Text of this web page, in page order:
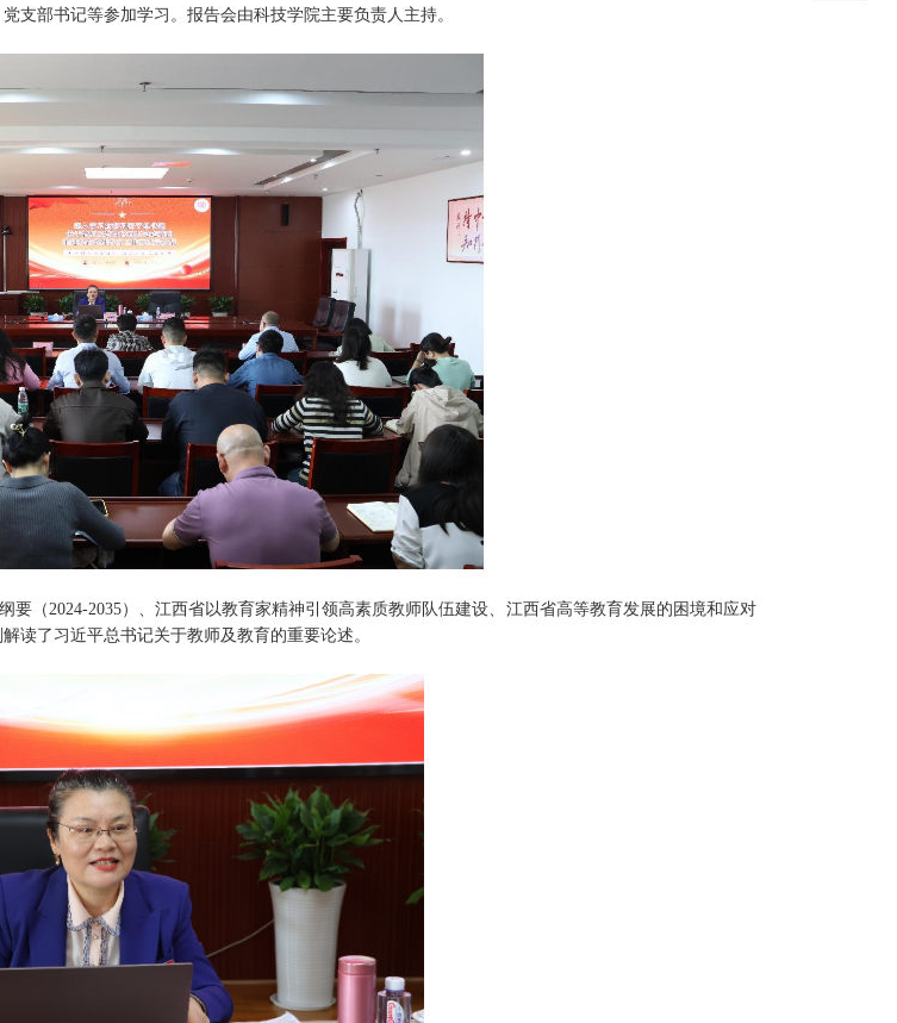
支部书记等参加学习。报告会由科技学院主要负责人主持。
要（2024-2035）、江西省以教育家精神引领高素质教师队伍建设、江西省高等教育发展的困境和应对
读了习近平总书记关于教师及教育的重要论述。